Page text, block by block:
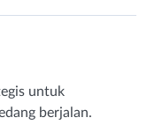
untuk
berjalan.